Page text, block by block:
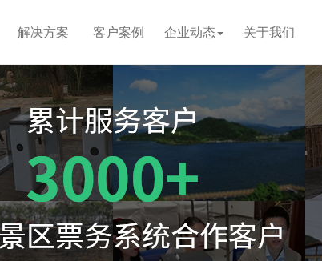
解决方案 客户案例 企业动态 关于我们